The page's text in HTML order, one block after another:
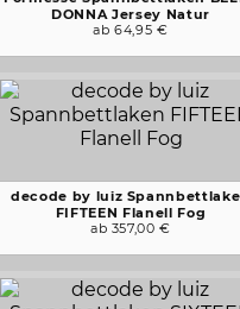
DONNA Jersey Natur
ab 64,95 €
decode by luiz
FIFTEEN Flanell Fog
ab 357,00 €